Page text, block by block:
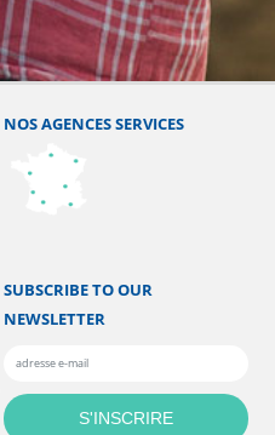
NOS AGENCES SERVICES
SUBSCRIBE TO OUR
NEWSLETTER